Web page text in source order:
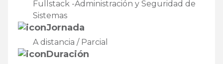
Fullstack -Administración y Seguridad de
Sistemas
Jornada
A distancia / Parcial
Duración